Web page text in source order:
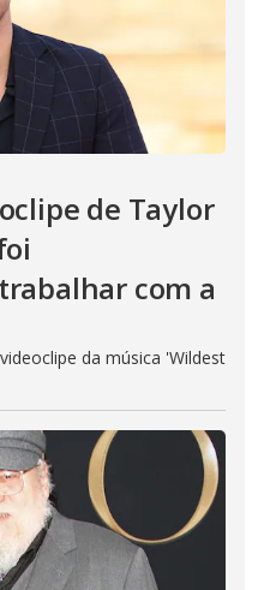
de Taylor
com a
da música 'Wildest